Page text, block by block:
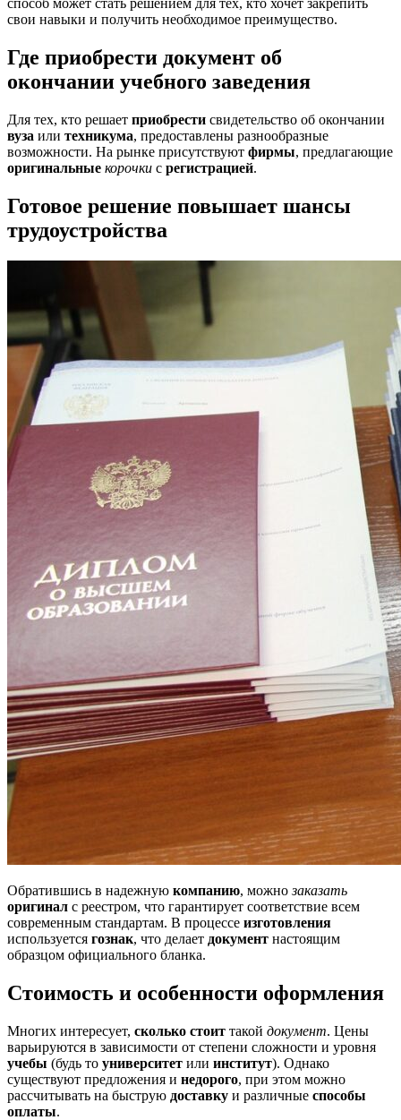
способ может стать решением для тех, кто хочет закрепить
свои навыки и получить необходимое преимущество.
Где приобрести документ об
окончании учебного заведения
Для тех, кто решает приобрести свидетельство об окончании
вуза или техникума, предоставлены разнообразные
возможности. На рынке присутствуют фирмы, предлагающие
оригинальные корочки с регистрацией.
Готовое решение повышает шансы
трудоустройства
Обратившись в надежную компанию, можнозаказать
оригинал с реестром, что гарантирует соответствие всем
современным стандартам. В процессе изготовления
используется гознак, что делает документ настоящим
образцом официального бланка.
Стоимость и особенности оформления
Многих интересует, сколько стоит такой документ. Цены
варьируются в зависимости от степени сложности и уровня
учебы (будь то университет или институт). Однако
существуют предложения и недорого, при этом можно
рассчитывать на быструю доставку и различные способы
оплаты.